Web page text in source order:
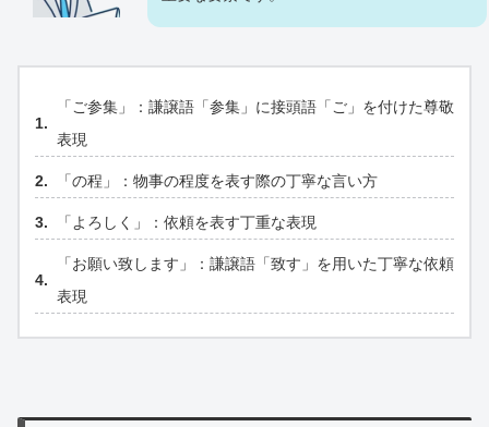
「ご参集」：謙譲語「参集」に接頭語「ご」を付けた尊敬
表現
「の程」：物事の程度を表す際の丁寧な言い方
「よろしく」：依頼を表す丁重な表現
「お願い致します」：謙譲語「致す」を用いた丁寧な依頼
表現